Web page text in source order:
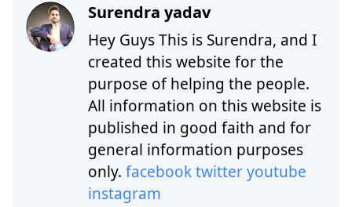
Surendra yadav
Hey Guys This is Surendra, and I
created this website for the
purpose of helping the people.
All information on this website is
published in good faith and for
general information purposes
only. facebooktwitteryoutube
instagram